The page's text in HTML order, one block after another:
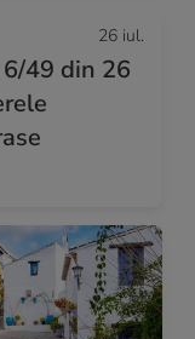
26 iul.
49 din 26